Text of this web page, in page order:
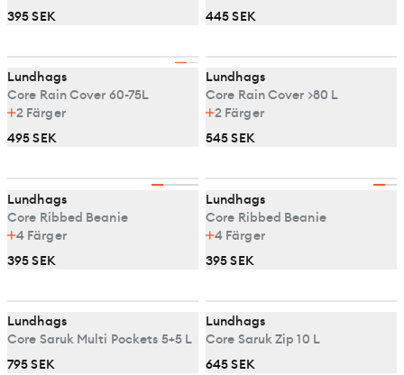
395 SEK
445 SEK
Lundhags
Core Rain Cover 60-75L
2 Färger
495 SEK
Lundhags
Core Rain Cover >80 L
2 Färger
545 SEK
Lundhags
Core Ribbed Beanie
4 Färger
395 SEK
Lundhags
Core Ribbed Beanie
4 Färger
395 SEK
Lundhags
Core Saruk Multi Pockets 5+5 L
795 SEK
Lundhags
Core Saruk Zip 10 L
645 SEK